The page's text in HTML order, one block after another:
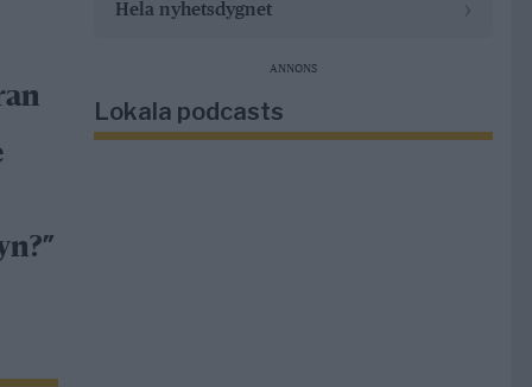
Hela nyhetsdygnet
ANNONS
Lokala podcasts